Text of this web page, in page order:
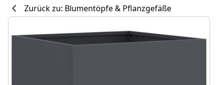
Zurück zu: Blumentöpfe & Pflanzgefäße